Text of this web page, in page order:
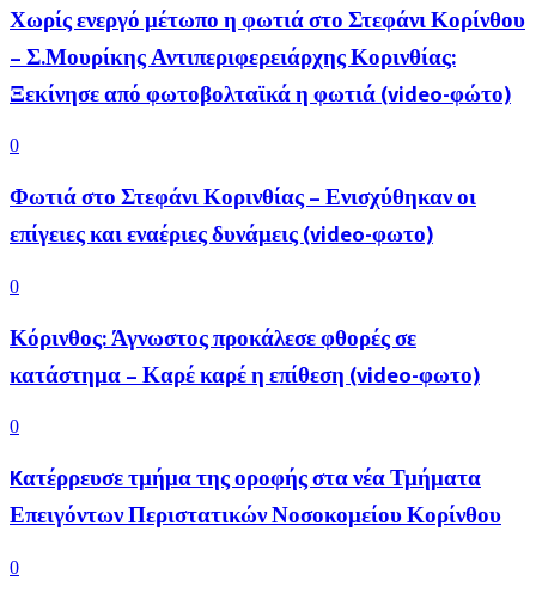
Χωρίς ενεργό μέτωπο η φωτιά στο Στεφάνι Κορίνθου
– Σ.Μουρίκης Αντιπεριφερειάρχης Κορινθίας:
Ξεκίνησε από φωτοβολταϊκά η φωτιά (video-φώτο)
0
Φωτιά στο Στεφάνι Κορινθίας – Ενισχύθηκαν οι
επίγειες και εναέριες δυνάμεις (video-φωτο)
0
Κόρινθος: Άγνωστος προκάλεσε φθορές σε
κατάστημα – Καρέ καρέ η επίθεση (video-φωτο)
0
Kατέρρευσε τμήμα της οροφής στα νέα Τμήματα
Επειγόντων Περιστατικών Νοσοκομείου Κορίνθου
0